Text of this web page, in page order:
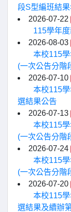
段S型編班結果
2026-07-22
115學年
2026-08-03
本校115
(一次公告分階
2026-07-10
本校115
選結果公告
2026-07-13
本校115
(一次公告分階
2026-07-24
本校115
(一次公告分階
2026-07-20
本校115
選結果及續辦